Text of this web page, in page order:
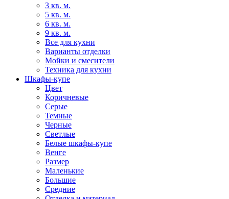
3 кв. м.
5 кв. м.
6 кв. м.
9 кв. м.
Все для кухни
Варианты отделки
Мойки и смесители
Техника для кухни
Шкафы-купе
Цвет
Коричневые
Серые
Темные
Черные
Светлые
Белые шкафы-купе
Венге
Размер
Маленькие
Большие
Средние